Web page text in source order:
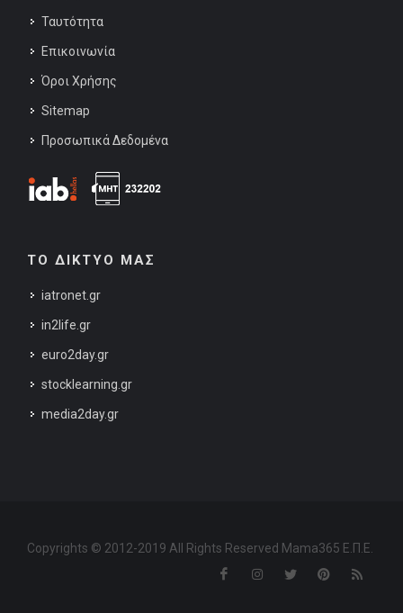
Ταυτότητα
Επικοινωνία
Όροι Χρήσης
Sitemap
Προσωπικά Δεδομένα
ΤΟ ΔΙΚΤΥΟ ΜΑΣ
iatronet.gr
in2life.gr
euro2day.gr
stocklearning.gr
media2day.gr
Copyrights © 2012-2019 All Rights Reserved Mama365 Ε.Π.Ε.